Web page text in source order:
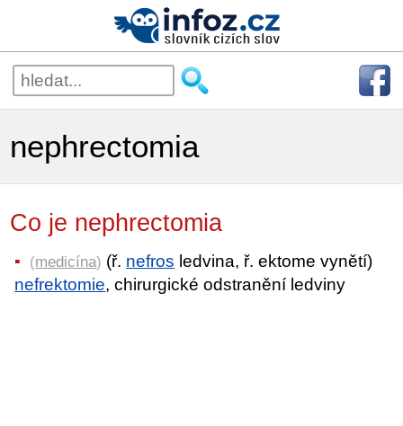
nephrectomia
Co je nephrectomia
(medicína) (ř. nefros ledvina, ř. ektome vynětí)
nefrektomie, chirurgické odstranění ledviny